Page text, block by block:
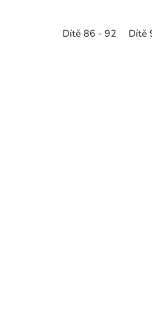
Dítě 86 - 92 Dítě